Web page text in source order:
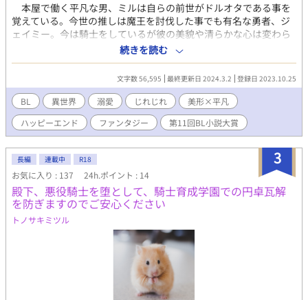
本屋で働く平凡な男、ミルは自らの前世がドルオタである事を
覚えている。今世の推しは魔王を討伐した事でも有名な勇者、ジ
ェイミー。今は騎士をしているが彼の美貌や清らかな心は変わら
ず、ミルは熱心に推し活をしていた。 そんなある日、魔物が街
を襲い、苦戦しているジェイミーを庇ってミルは倒れた。回復後
も、ジェイミーはミルの元へよく訪れるように……。
━━━━━━━━━ 寡黙完璧美形騎士×平凡オタク 一見攻め
←←←←受けに見えますが受けは攻めを恋愛対象としては見てま
せん。ほぼ攻め(→→→→)受けです。 表紙はくま様からお借りし
ました。 https://www.pixiv.net/artworks/83957791 他サイトに
も掲載してます。 R18には☆を付けてます。
続きを読む
文字数 56,595 最終更新日 2024.3.2 登録日 2023.10.25
BL 異世界 溺愛 じれじれ
美形×平凡
ハッピーエンド
ファンタジー 第11回BL小説大賞
3
長編 連載中 R18
お気に入り : 137 24h.ポイント : 14
殿下、悪役騎士を堕として、騎士育成学園での円卓瓦解
を防ぎますのでご安心ください
トノサキミツル